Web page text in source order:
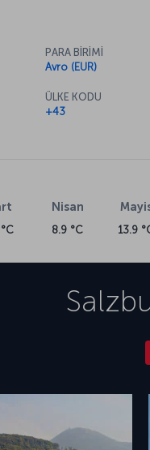
PARA BİRİMİ
Avro (EUR)
ÜLKE KODU
+43
Nisan
8.9 °C 13.9